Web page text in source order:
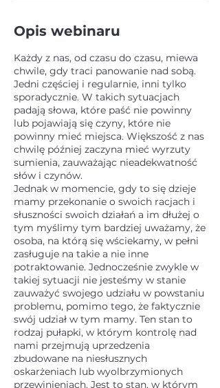
Opis webinaru
Każdy z nas, od czasu do czasu, miewa
chwile, gdy traci panowanie nad sobą.
Jedni częściej i regularnie, inni tylko
sporadycznie. W takich sytuacjach
padają słowa, które paść nie powinny
lub pojawiają się czyny, które nie
powinny mieć miejsca. Większość z nas
chwilę później zaczyna mieć wyrzuty
sumienia, zauważając nieadekwatność
słów i czynów.
Jednak w momencie, gdy to się dzieje
mamy przekonanie o swoich racjach i
słuszności swoich działań a im dłużej o
tym myślimy tym bardziej uważamy, że
osoba, na którą się wściekamy, w pełni
zasługuje na takie a nie inne
potraktowanie. Jednocześnie zwykle w
takiej sytuacji nie jesteśmy w stanie
zauważyć swojego udziału w powstaniu
problemu, pomimo tego, że faktycznie
swój udział w tym mamy. Ten stan to
rodzaj pułapki, w którym kontrolę nad
nami przejmują uprzedzenia
zbudowane na niesłusznych
oskarżeniach lub wyolbrzymionych
przewinieniach. Jest to stan, w którym